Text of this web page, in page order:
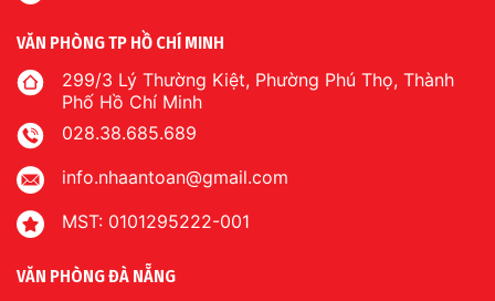
VĂN PHÒNG TP HỒ CHÍ MINH
299/3 Lý Thường Kiệt, Phường Phú Thọ, Thành
Phố Hồ Chí Minh
028.38.685.689
info.nhaantoan@gmail.com
MST: 0101295222-001
VĂN PHÒNG ĐÀ NẴNG